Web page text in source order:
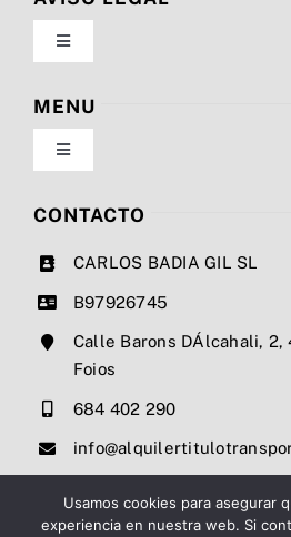
Toggle
Navigation
Política de privacidad
Condiciones de uso
MENU
Toggle
Navigation
Nosotros
Precios
Contacto
CONTACTO
CARLOS BADIA GIL SL
B97926745
Calle Barons DÁlcahali, 2,
Foios
684 402 290
Usamos cookies para asegurar
experiencia en nuestra web. Si